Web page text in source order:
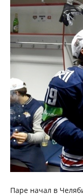
Паре начал в